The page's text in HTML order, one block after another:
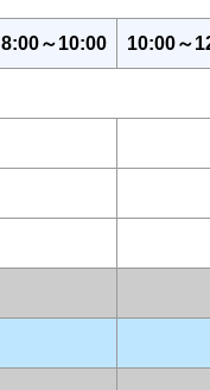
8:00～10:00 10:00～